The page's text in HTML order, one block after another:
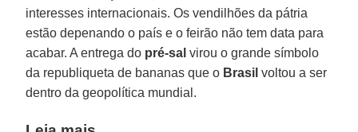
interesses internacionais. Os vendilhões da pátria
estão depenando o país e o feirão não tem data para
acabar. A entrega do pré-sal virou o grande símbolo
da republiqueta de bananas que o Brasil voltou a ser
dentro da geopolítica mundial.